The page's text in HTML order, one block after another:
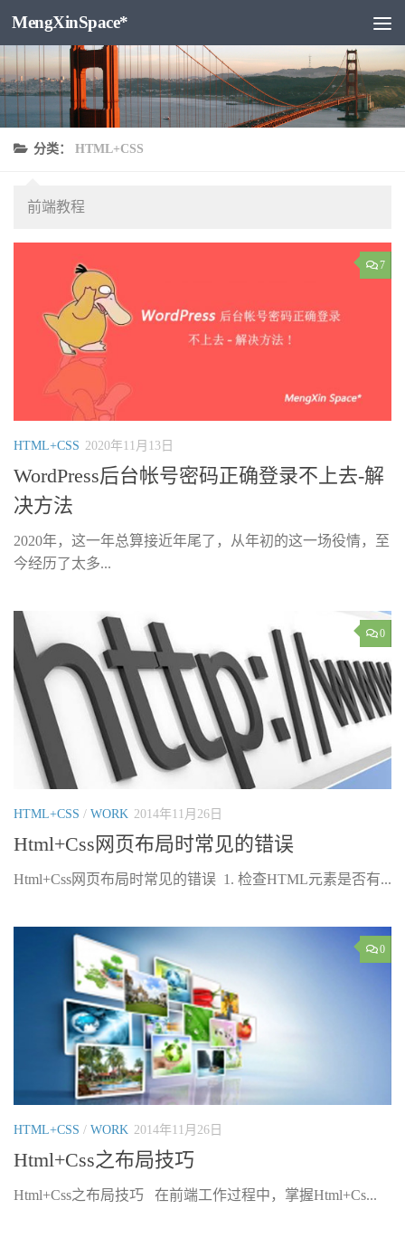
跳至内容
MengXinSpace*
分类： HTML+CSS
前端教程
7
HTML+CSS 2020年11月13日
WordPress后台帐号密码正确登录不上去-解
决方法
2020年，这一年总算接近年尾了，从年初的这一场役情，至
今经历了太多...
0
HTML+CSS / WORK 2014年11月26日
Html+Css网页布局时常见的错误
Html+Css网页布局时常见的错误 1. 检查HTML元素是否有...
0
HTML+CSS / WORK 2014年11月26日
Html+Css之布局技巧
Html+Css之布局技巧 在前端工作过程中，掌握Html+Cs...